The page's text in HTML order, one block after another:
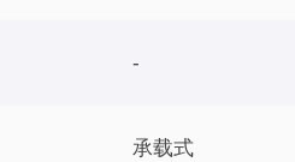
-
承载式